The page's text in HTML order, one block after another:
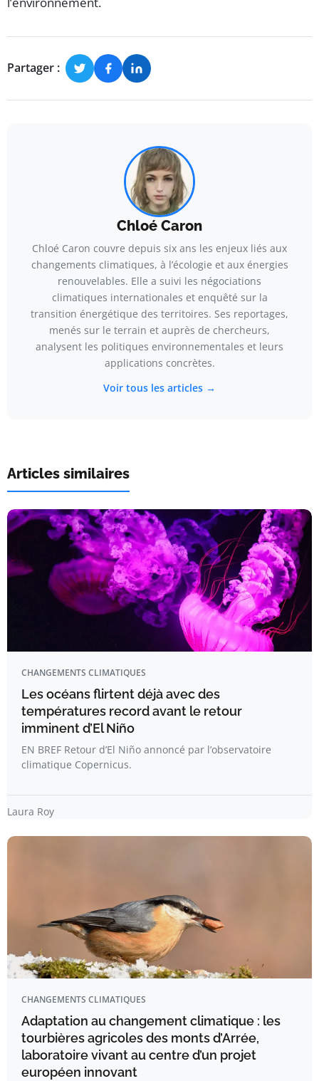
Partager :
Chloé Caron
Chloé Caron couvre depuis six ans les enjeux liés aux
changements climatiques, à l’écologie et aux énergies
renouvelables. Elle a suivi les négociations
climatiques internationales et enquêté sur la
transition énergétique des territoires. Ses reportages,
menés sur le terrain et auprès de chercheurs,
analysent les politiques environnementales et leurs
applications concrètes.
Voir tous les articles →
Articles similaires
CHANGEMENTS CLIMATIQUES
Les océans flirtent déjà avec des
températures record avant le retour
imminent d’El Niño
EN BREF Retour d’El Niño annoncé par l’observatoire
climatique Copernicus.
Laura Roy
CHANGEMENTS CLIMATIQUES
Adaptation au changement climatique : les
tourbières agricoles des monts d’Arrée,
laboratoire vivant au centre d’un projet
européen innovant